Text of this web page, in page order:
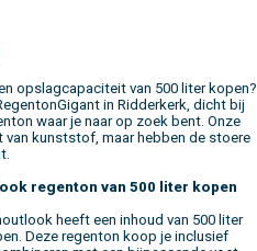
opslagcapaciteit van 500 liter kopen?
in Ridderkerk, dicht bij
waar je naar op zoek bent. Onze
kunststof, maar hebben de stoere
regenton van 500 liter kopen
heeft een inhoud van 500 liter
Deze regenton koop je inclusief